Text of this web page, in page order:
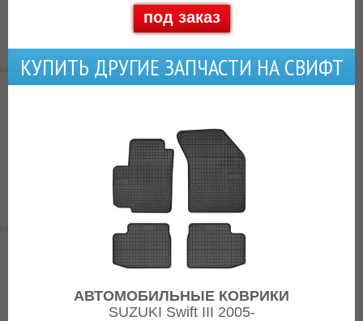
под заказ
КУПИТЬ ДРУГИЕ ЗАПЧАСТИ НА СВИФТ
АВТОМОБИЛЬНЫЕ КОВРИКИ
SUZUKI Swift III 2005-